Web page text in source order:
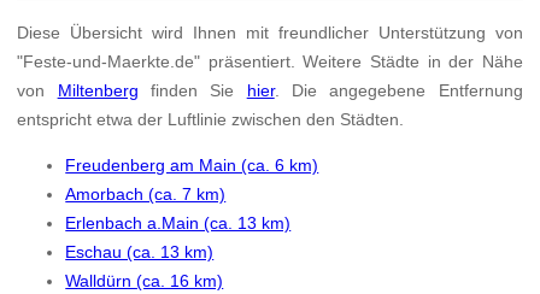
Diese Übersicht wird Ihnen mit freundlicher Unterstützung von
"Feste-und-Maerkte.de" präsentiert. Weitere Städte in der Nähe
von Miltenberg finden Sie hier. Die angegebene Entfernung
entspricht etwa der Luftlinie zwischen den Städten.
Freudenberg am Main (ca. 6 km)
Amorbach (ca. 7 km)
Erlenbach a.Main (ca. 13 km)
Eschau (ca. 13 km)
Walldürn (ca. 16 km)